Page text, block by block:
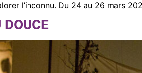
l’inconnu. Du 24 au 26 mars
DOUCE